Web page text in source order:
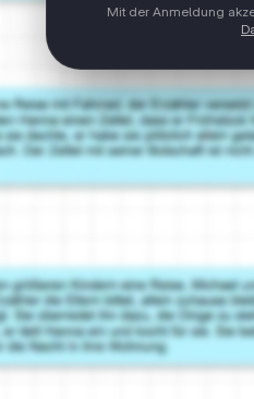
Mit der Anmeldung